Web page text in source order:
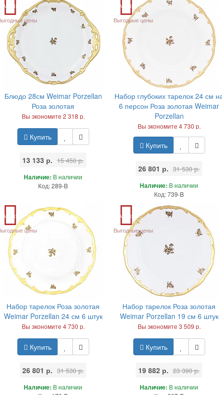
Акция
цены
Блюдо 28см Weimar Porzellan
Роза золотая
Вы экономите 2 318 р.
Купить
13 133 р. 15 450 р.
Наличие: В наличии
Код: 289-B
Акция
Выгодные цены
Набор глубоких тарелок 24 см
6 персон Роза золотая Weimar
Porzellan
Вы экономите 4 730 р.
Купить
26 801 р. 31 530 р.
Наличие: В наличии
Код: 739-B
Акция
цены
Набор тарелок Роза золотая
Weimar Porzellan 24 см 6 штук
Вы экономите 4 730 р.
Купить
26 801 р. 31 530 р.
Наличие: В наличии
Акция
Выгодные цены
Набор тарелок Роза золотая
Weimar Porzellan 19 см 6 штук
Вы экономите 3 509 р.
Купить
19 882 р. 23 390 р.
Наличие: В наличии